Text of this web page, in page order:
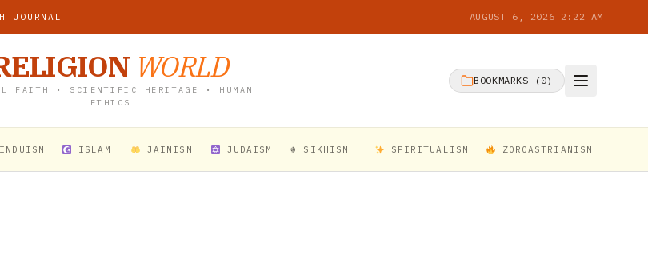
JOURNAL AUGUST 6, 2026 2:22 AM
WORLD
FAITH • SCIENTIFIC HERITAGE • HUMAN
ETHICS
BOOKMARKS ( 0)
ISLAM JAINISM JUDAISM ☬ SIKHISM SPIRITUALISM ZOROASTRIANISM